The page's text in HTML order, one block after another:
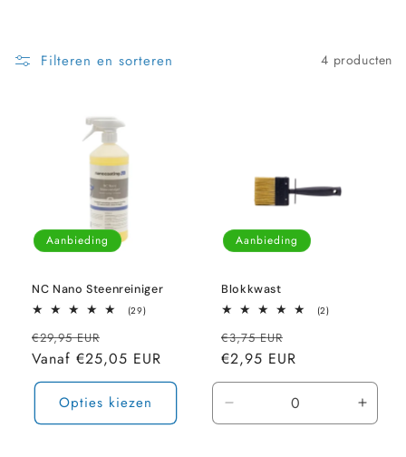
Filteren en sorteren 4 producten
Aanbieding
NC Nano Steenreiniger
(29)29
Normale
prijs
€29,95 EUR
Aanbiedingsprijs
Vanaf €25,05 EUR
Opties kiezen
Aanbieding
Blokkwast
(2)2
Normale
prijs
€3,75 EUR
€2,95 EUR
verlagen
Aantal